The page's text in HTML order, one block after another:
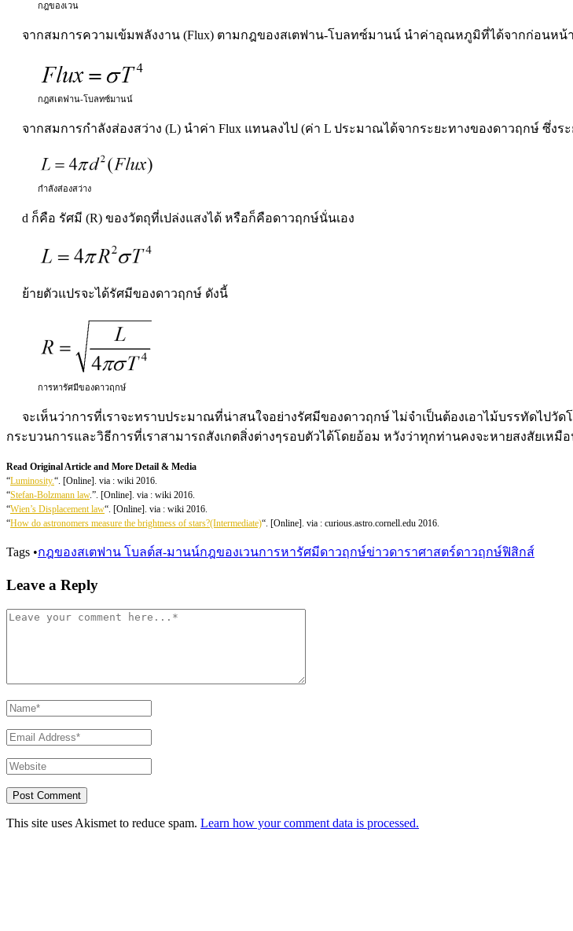
กฎของเวน
จากสมการความเข้มพลังงาน (Flux) ตามกฎของสเตฟาน-โบลทซ์มานน์ นำค่าอุณหภูมิที่ได้จากก่อนหน้า
กฎสเตฟาน-โบลทซ์มานน์
จากสมการกำลังส่องสว่าง (L) นำค่า Flux แทนลงไป (ค่า L ประมาณได้จากระยะทางของดาวฤกษ์ ซึ่งร
กำลังส่องสว่าง
d ก็คือ รัศมี (R) ของวัตถุที่เปล่งแสงได้ หรือก็คือดาวฤกษ์นั่นเอง
ย้ายตัวแปรจะได้รัศมีของดาวฤกษ์ ดังนี้
การหารัศมีของดาวฤกษ์
จะเห็นว่าการที่เราจะทราบประมาณที่น่าสนใจอย่างรัศมีของดาวฤกษ์ ไม่จำเป็นต้องเอาไม้บรรทัดไปวั
กระบวนการและวิธีการที่เราสามารถสังเกตสิ่งต่างๆรอบตัวได้โดยอ้อม หวังว่าทุกท่านคงจะหายสงสัยเหมื
Read Original Article and More Detail & Media
“Luminosity.“. [Online]. via : wiki 2016.
“Stefan-Bolzmann law.”. [Online]. via : wiki 2016.
“Wien’s Displacement law“. [Online]. via : wiki 2016.
“How do astronomers measure the brightness of stars?(Intermediate)“. [Online]. via : curious.astro.cornell.edu 2016.
Tags •กฎของสเตฟาน โบลต์ส-มานน์กฎของเวนการหารัศมีดาวฤกษ์ข่าวดาราศาสตร์ดาวฤกษ์ฟิสิกส์
Leave a Reply
This site uses Akismet to reduce spam. Learn how your comment data is processed.